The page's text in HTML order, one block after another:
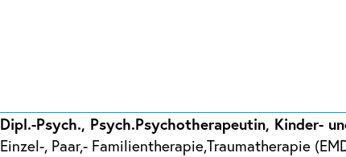
Dipl.-Psych., Psych.Psychotherapeutin, Kinder-
Einzel-, Paar,- Familientherapie,Traumatherapie